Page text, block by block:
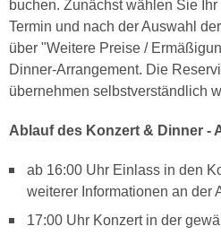
buchen. Zunächst wählen Sie
Termin und nach der Auswahl
über "Weitere Preise /
Dinner-Arrangement. Die
übernehmen selbstverständlich
Ablauf des Konzert & Dinner -
ab 16:00 Uhr Einlass in den
weiterer Informationen an der
17:00 Uhr Konzert in der